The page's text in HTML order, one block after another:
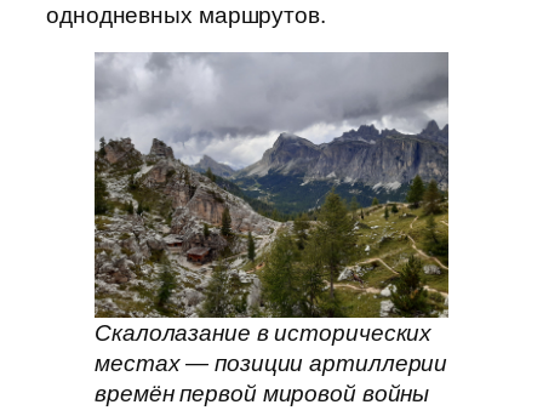
однодневных маршрутов.
Скалолазание в исторических
местах — позиции артиллерии
времён первой мировой войны